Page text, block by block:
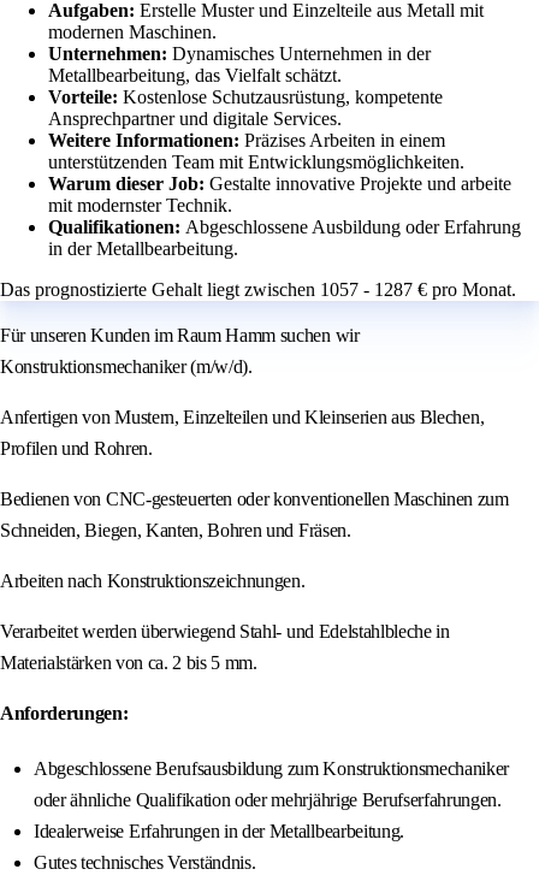
Aufgaben: Erstelle Muster und Einzelteile aus Metall mit
modernen Maschinen.
Unternehmen: Dynamisches Unternehmen in der
Metallbearbeitung, das Vielfalt schätzt.
Vorteile: Kostenlose Schutzausrüstung, kompetente
Ansprechpartner und digitale Services.
Weitere Informationen: Präzises Arbeiten in einem
unterstützenden Team mit Entwicklungsmöglichkeiten.
Warum dieser Job: Gestalte innovative Projekte und arbeite
mit modernster Technik.
Qualifikationen: Abgeschlossene Ausbildung oder Erfahrung
in der Metallbearbeitung.
Das prognostizierte Gehalt liegt zwischen 1057 - 1287 € pro Monat.
Für unseren Kunden im Raum Hamm suchen wir
Konstruktionsmechaniker (m/w/d).
Anfertigen von Mustern, Einzelteilen und Kleinserien aus Blechen,
Profilen und Rohren.
Bedienen von CNC-gesteuerten oder konventionellen Maschinen zum
Schneiden, Biegen, Kanten, Bohren und Fräsen.
Arbeiten nach Konstruktionszeichnungen.
Verarbeitet werden überwiegend Stahl- und Edelstahlbleche in
Materialstärken von ca. 2 bis 5 mm.
Anforderungen:
Abgeschlossene Berufsausbildung zum Konstruktionsmechaniker
oder ähnliche Qualifikation oder mehrjährige Berufserfahrungen.
Idealerweise Erfahrungen in der Metallbearbeitung.
Gutes technisches Verständnis.